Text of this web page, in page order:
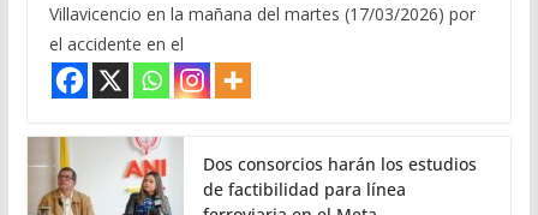
Villavicencio en la mañana del martes (17/03/2026) por
el accidente en el
Dos consorcios harán los estudios
de factibilidad para línea